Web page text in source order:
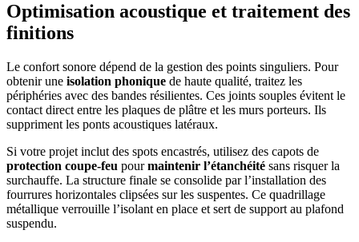
Optimisation acoustique et traitement des
finitions
Le confort sonore dépend de la gestion des points singuliers. Pour
obtenir une isolation phonique de haute qualité, traitez les
périphéries avec des bandes résilientes. Ces joints souples évitent le
contact direct entre les plaques de plâtre et les murs porteurs. Ils
suppriment les ponts acoustiques latéraux.
Si votre projet inclut des spots encastrés, utilisez des capots de
protection coupe-feu pourmaintenir l’étanchéité sans risquer la
surchauffe. La structure finale se consolide par l’installation des
fourrures horizontales clipsées sur les suspentes. Ce quadrillage
métallique verrouille l’isolant en place et sert de support au plafond
suspendu.